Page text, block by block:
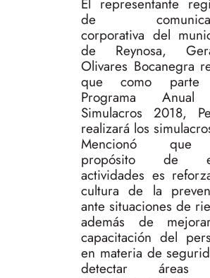
El representante
de
corporativa del
de Reynosa,
Olivares Bocanegra
que como parte
Programa
Simulacros 2018,
realizará los
Mencionó
propósito de
actividades es
cultura de la
ante situaciones de
además de
capacitación del
en materia de
detectar